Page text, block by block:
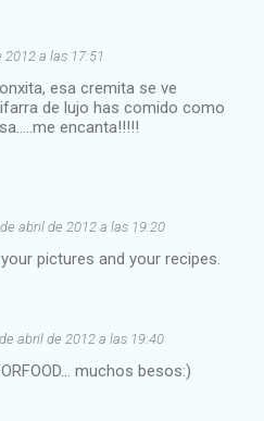
2012 a las 17:51
esa cremita se ve
de lujo has comido como
encanta!!!!!
abril de 2012 a las 19:20
your pictures and your recipes.
abril de 2012 a las 19:40
muchos besos:)